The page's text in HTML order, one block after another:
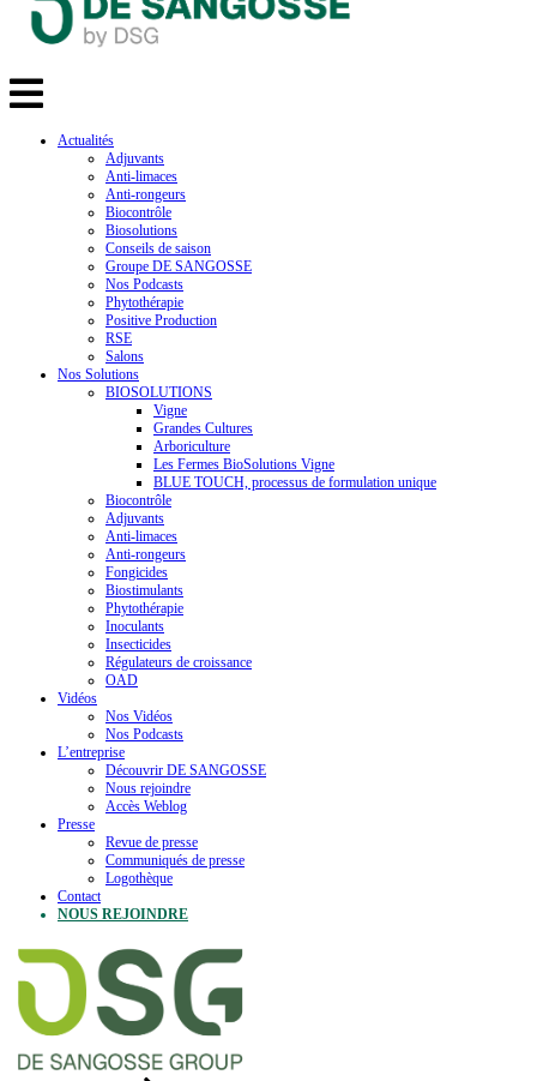
Actualités
Adjuvants
Anti-limaces
Anti-rongeurs
Biocontrôle
Biosolutions
Conseils de saison
Groupe DE SANGOSSE
Nos Podcasts
Phytothérapie
Positive Production
RSE
Salons
Nos Solutions
BIOSOLUTIONS
Vigne
Grandes Cultures
Arboriculture
Les Fermes BioSolutions Vigne
BLUE TOUCH, processus de formulation unique
Biocontrôle
Adjuvants
Anti-limaces
Anti-rongeurs
Fongicides
Biostimulants
Phytothérapie
Inoculants
Insecticides
Régulateurs de croissance
OAD
Vidéos
Nos Vidéos
Nos Podcasts
L’entreprise
Découvrir DE SANGOSSE
Nous rejoindre
Accès Weblog
Presse
Revue de presse
Communiqués de presse
Logothèque
Contact
NOUS REJOINDRE